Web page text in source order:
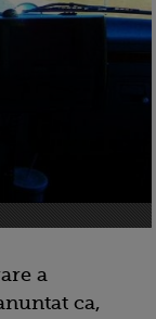
a
ca,